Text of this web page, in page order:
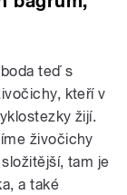
teď s
kteří v
žijí.
živočichy
tam je
a také